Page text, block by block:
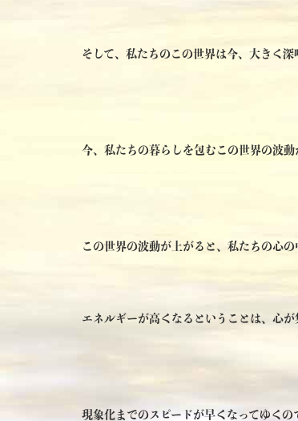
そして、私たちのこの世界は今、大きく
今、私たちの暮らしを包むこの世界の波動
この世界の波動が上がると、私たちの心
エネルギーが高くなるということは、心
現象化までのスピードが早くなってゆくの